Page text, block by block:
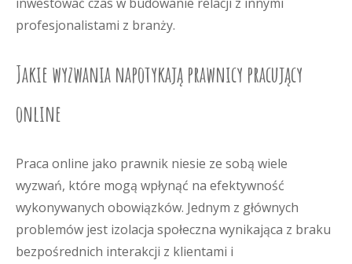
profesjonalistami z branży.
Jakie wyzwania napotykają prawnicy pracujący
online
Praca online jako prawnik niesie ze sobą wiele
wyzwań, które mogą wpłynąć na efektywność
wykonywanych obowiązków. Jednym z głównych
problemów jest izolacja społeczna wynikająca z braku
bezpośrednich interakcji z klientami i